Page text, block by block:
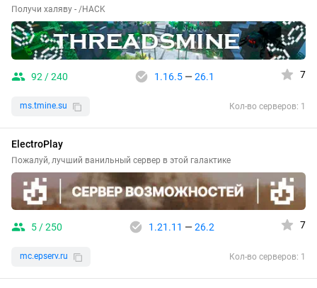
Получи халяву - /HACK
92 / 240 1.16.5— 26.1 7
ms.tmine.su Кол-во серверов: 1
ElectroPlay
Пожалуй, лучший ванильный сервер в этой галактике
5 / 250 1.21.11 — 26.2 7
mc.epserv.ru Кол-во серверов: 1